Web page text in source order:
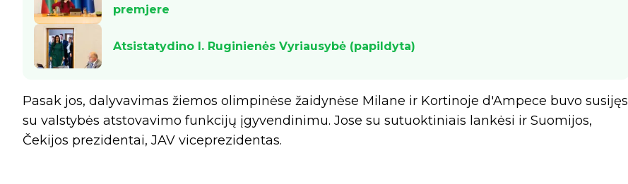
premjere
Atsistatydino I. Ruginienės Vyriausybė (papildyta)
Pasak jos, dalyvavimas žiemos olimpinėse žaidynėse Milane ir Kortinoje d'Ampece buvo susijęs
su valstybės atstovavimo funkcijų įgyvendinimu. Jose su sutuoktiniais lankėsi ir Suomijos,
Čekijos prezidentai, JAV viceprezidentas.